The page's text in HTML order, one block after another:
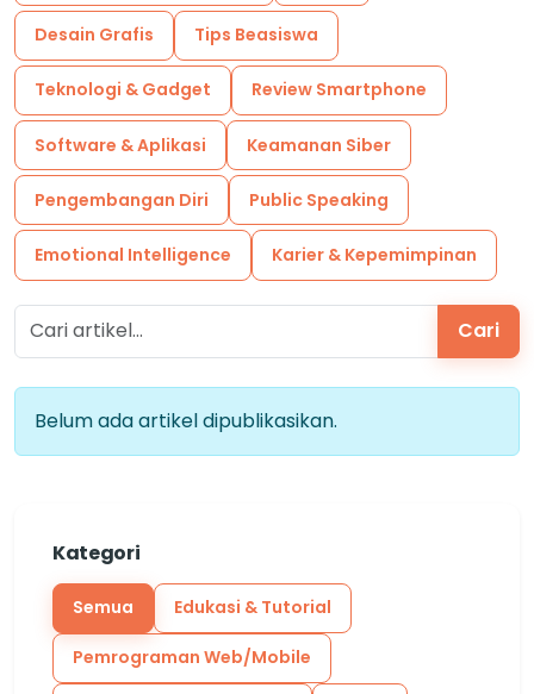
Desain Grafis Tips Beasiswa
Teknologi & Gadget Review Smartphone
Software & Aplikasi Keamanan Siber
Pengembangan Diri Public Speaking
Emotional Intelligence Karier & Kepemimpinan
Cari
Belum ada artikel dipublikasikan.
Kategori
Semua Edukasi & Tutorial
Pemrograman Web/Mobile